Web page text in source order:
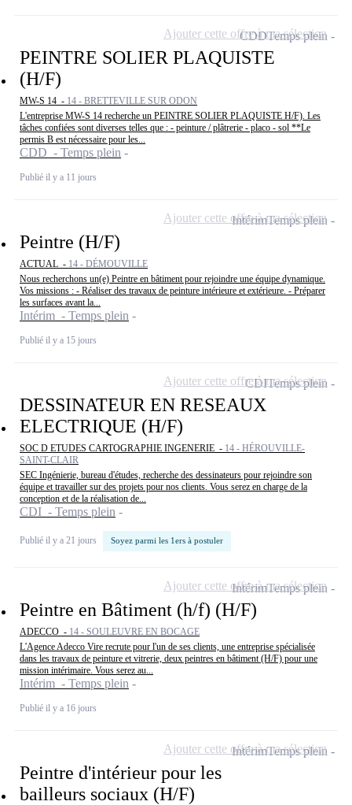
PEINTRE SOLIER PLAQUISTE
(H/F)
MW-S 14 - 14 - BRETTEVILLE SUR ODON
L'entreprise MW-S 14 recherche un PEINTRE SOLIER PLAQUISTE H/F). Les
tâches confiées sont diverses telles que : - peinture / plâtrerie - placo - sol **Le
permis B est nécessaire pour les...
CDD - Temps plein
Publié il y a 11 jours
CDDTemps plein
Ajouter cette offre à ma sélection
Peintre (H/F)
ACTUAL - 14 - DÉMOUVILLE
Nous recherchons un(e) Peintre en bâtiment pour rejoindre une équipe dynamique.
Vos missions : - Réaliser des travaux de peinture intérieure et extérieure. - Préparer
les surfaces avant la...
Intérim - Temps plein
Publié il y a 15 jours
IntérimTemps plein
Ajouter cette offre à ma sélection
DESSINATEUR EN RESEAUX
ELECTRIQUE (H/F)
SOC D ETUDES CARTOGRAPHIE INGENERIE - 14 - HÉROUVILLE-
SAINT-CLAIR
SEC Ingénierie, bureau d'études, recherche des dessinateurs pour rejoindre son
équipe et travailler sur des projets pour nos clients. Vous serez en charge de la
conception et de la réalisation de...
CDI - Temps plein
Publié il y a 21 jours Soyez parmi les 1ers à postuler
CDITemps plein
Ajouter cette offre à ma sélection
Peintre en Bâtiment (h/f) (H/F)
ADECCO - 14 - SOULEUVRE EN BOCAGE
L'Agence Adecco Vire recrute pour l'un de ses clients, une entreprise spécialisée
dans les travaux de peinture et vitrerie, deux peintres en bâtiment (H/F) pour une
mission intérimaire. Vous serez au...
Intérim - Temps plein
Publié il y a 16 jours
IntérimTemps plein
Ajouter cette offre à ma sélection
Peintre d'intérieur pour les
bailleurs sociaux (H/F)
IntérimTemps plein
Ajouter cette offre à ma sélection